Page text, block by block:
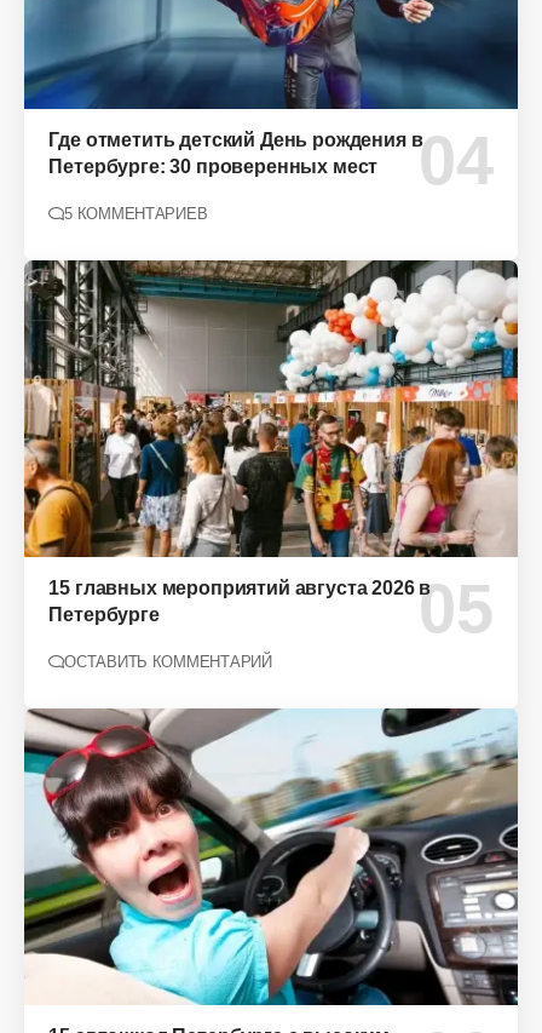
Где отметить детский День рождения в
Петербурге: 30 проверенных мест
5 КОММЕНТАРИЕВ
15 главных мероприятий августа 2026 в
Петербурге
ОСТАВИТЬ КОММЕНТАРИЙ